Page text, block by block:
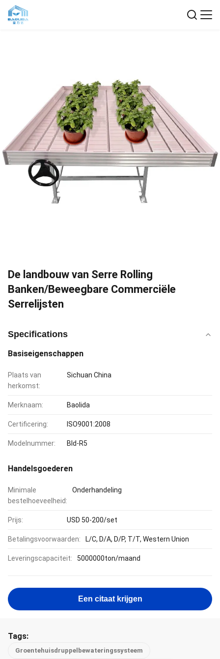
De landbouw van Serre Rolling
Banken/Beweegbare Commerciële
Serrelijsten
Specifications
Basiseigenschappen
Plaats van
herkomst:
Sichuan China
Merknaam: Baolida
Certificering: ISO9001:2008
Modelnummer: Bld-R5
Handelsgoederen
Minimale
bestelhoeveelheid:
Onderhandeling
Prijs: USD 50-200/set
Betalingsvoorwaarden: L/C, D/A, D/P, T/T, Western Union
Leveringscapaciteit: 5000000ton/maand
Een citaat krijgen
Tags:
Groentehuisdruppelbewateringssysteem